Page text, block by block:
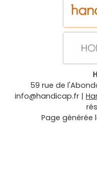
59 rue de
info@handicap.fr |
Page générée